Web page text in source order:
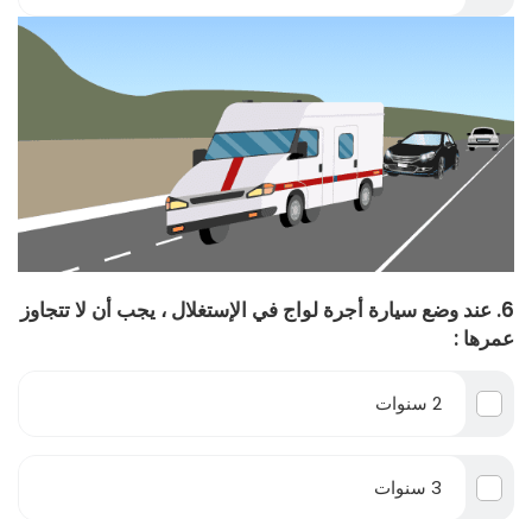
6. عند وضع سيارة أجرة لواج في الإستغلال ، يجب أن لا تتجاوز
عمرها :
2 سنوات
3 سنوات